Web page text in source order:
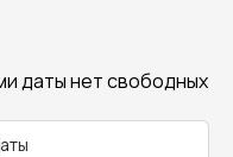
даты нет свободных